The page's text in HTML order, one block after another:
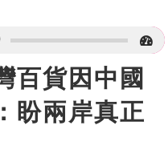
百貨因中國
盼兩岸真正